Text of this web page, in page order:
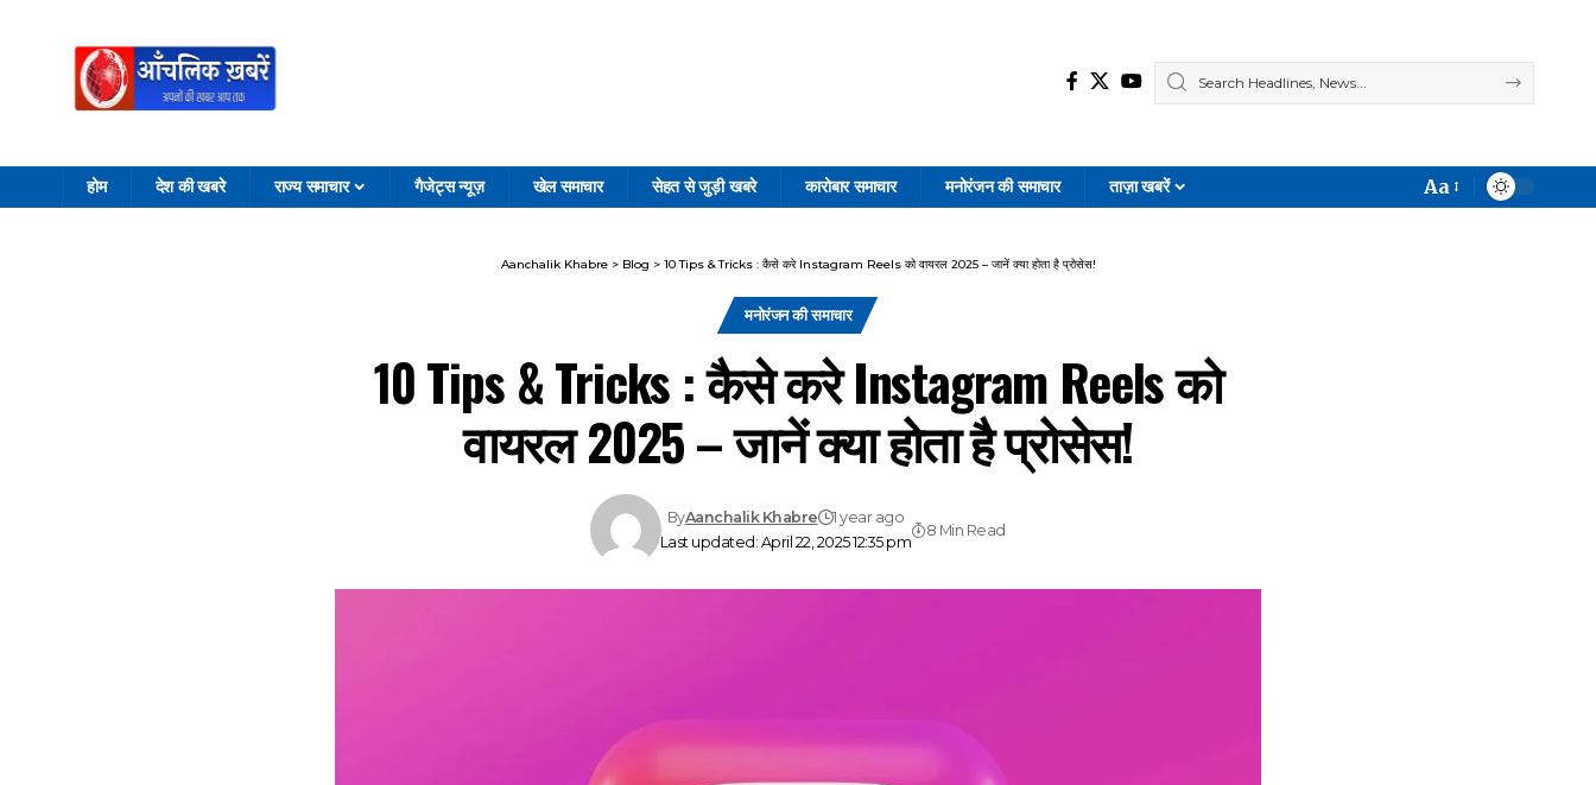
होम देश की खबरे राज्य समाचार गैजेट्स न्यूज़ खेल समाचार सेहत से जुड़ी खबरे कारोबार समाचार मनोरंजन की समाचार ताज़ा खबरें
Font
Aa
Aanchalik Khabre> Blog > 10 Tips & Tricks : कैसे करे Instagram Reels को वायरल 2025 – जानें क्या होता है प्रोसेस!
मनोरंजन की समाचार
10 Tips & Tricks : कैसे करे Instagram Reels को
वायरल 2025 – जानें क्या होता है प्रोसेस!
Last updated: April 22, 2025 12:35 pm
ByAanchalik Khabre 1 year ago
8 Min Read